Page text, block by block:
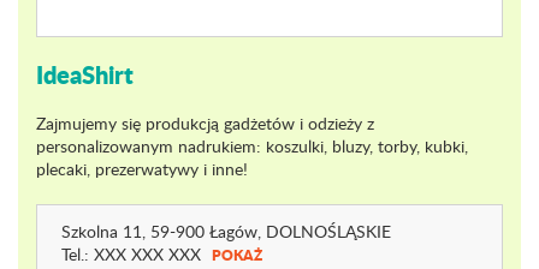
IdeaShirt
Zajmujemy się produkcją gadżetów i odzieży z
personalizowanym nadrukiem: koszulki, bluzy, torby, kubki,
plecaki, prezerwatywy i inne!
Szkolna 11, 59-900 Łagów, DOLNOŚLĄSKIE
Tel.: XXX XXX XXX POKAŻ